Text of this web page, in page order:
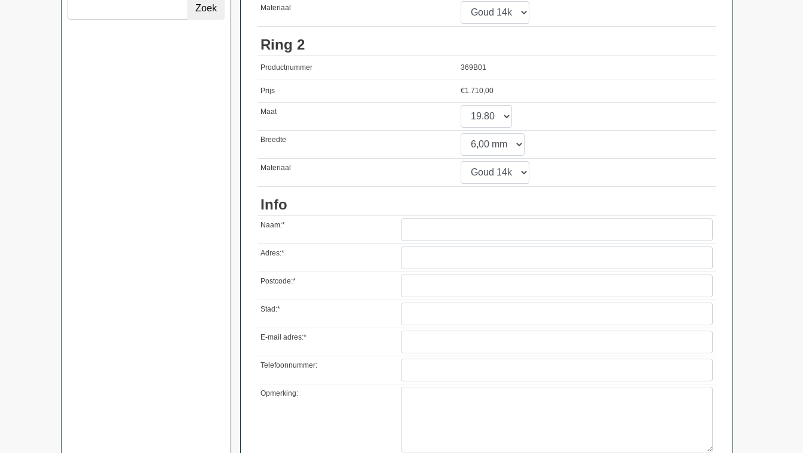
Materiaal
Ring 2
Productnummer 369B01
Prijs €1.710,00
Maat
Breedte
Materiaal
Info
Naam:*
Adres:*
Postcode:*
Stad:*
E-mail adres:*
Telefoonnummer:
Opmerking: